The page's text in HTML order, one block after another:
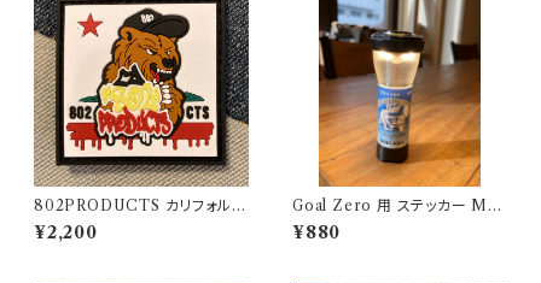
802PRODUCTS カリフォルニ
アベア ラバーワッペン
¥2,200
Goal Zero 用 ステッカー MO
USOUASOBI アウトドアモン
スター ODM
¥880